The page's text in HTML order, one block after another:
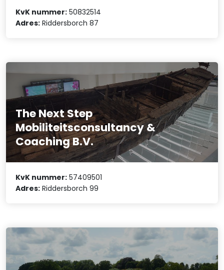
KvK nummer: 50832514
Adres: Riddersborch 87
The Next Step
Mobiliteitsconsultancy &
Coaching B.V.
KvK nummer: 57409501
Adres: Riddersborch 99